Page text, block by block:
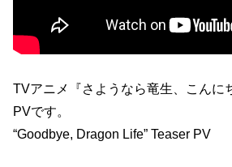
TVアニメ『さようなら竜生、こんに
PVです。
“Goodbye, Dragon Life” Teaser PV